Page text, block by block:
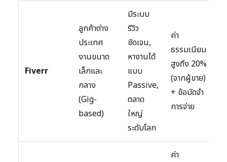
Fiverr
ลูกค้าต่าง
ประเทศ
งานขนาด
เล็กและ
กลาง
(Gig-
based)
มีระบบ
รีวิว
ชัดเจน,
หางานได้
แบบ
Passive,
ตลาด
ใหญ่
ระดับโลก
ค่า
ธรรมเนียม
สูงถึง 20%
(จากผู้ขาย)
+ ข้อมัดจำ
การจ่าย
ค่า